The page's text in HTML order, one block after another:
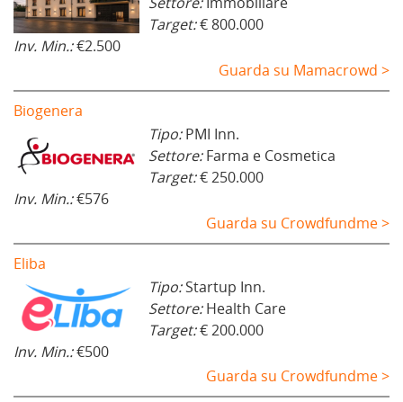
Target:€ 800.000
Inv. Min.:€2.500
Guarda su Mamacrowd >
Biogenera
Tipo:PMI Inn.
Settore:Farma e Cosmetica
Target:€ 250.000
Inv. Min.:€576
Guarda su Crowdfundme >
Eliba
Tipo:Startup Inn.
Settore:Health Care
Target:€ 200.000
Inv. Min.:€500
Guarda su Crowdfundme >